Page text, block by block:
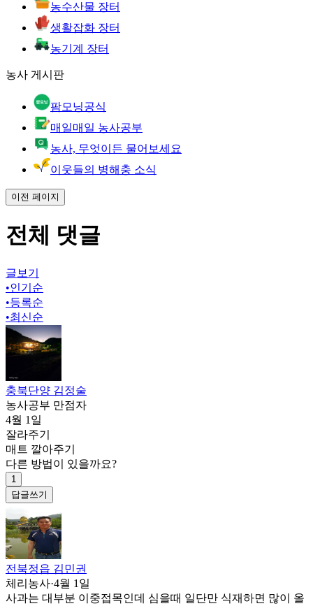
농수산물 장터
생활잡화 장터
농기계 장터
농사 게시판
팜모닝공식
매일매일 농사공부
농사, 무엇이든 물어보세요
이웃들의 병해충 소식
이전 페이지
전체 댓글
글보기
•인기순
•등록순
•최신순
충북단양 김정술
농사공부 만점자
4월 1일
잘라주기
매트 깔아주기
다른 방법이 있을까요?
1
답글쓰기
전북정읍 김민권
체리농사·4월 1일
사과는 대부분 이중접목인데 심을때 일단만 식재하면 많이 올